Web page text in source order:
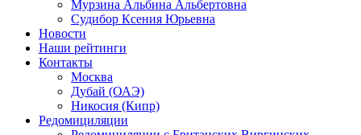
Мурзина Альбина Альбертовна
Судибор Ксения Юрьевна
Новости
Наши рейтинги
Контакты
Москва
Дубай (ОАЭ)
Никосия (Кипр)
Редомициляции